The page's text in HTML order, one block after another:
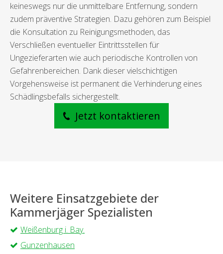
keineswegs nur die unmittelbare Entfernung, sondern
zudem präventive Strategien. Dazu gehören zum Beispiel
die Konsultation zu Reinigungsmethoden, das
Verschließen eventueller Eintrittsstellen für
Ungezieferarten wie auch periodische Kontrollen von
Gefahrenbereichen. Dank dieser vielschichtigen
Vorgehensweise ist permanent die Verhinderung eines
Schädlingsbefalls sichergestellt.
Jetzt kontaktieren
Weitere Einsatzgebiete der
Kammerjäger Spezialisten
Weißenburg i. Bay.
Gunzenhausen